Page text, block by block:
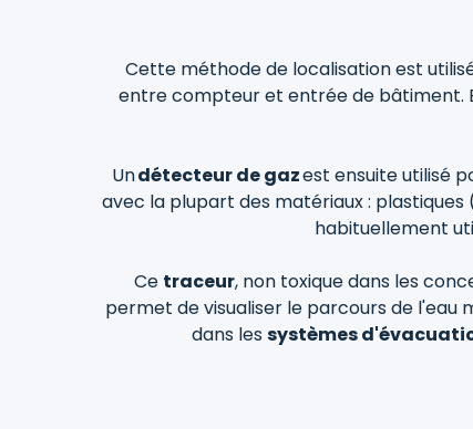
Cette méthode de localisation est
entre compteur et entrée de bâtiment.
Undétecteur de gazest ensuite utilisé
avec la plupart des matériaux :
habituellement
Ce traceur, non toxique dans les
permet de visualiser le parcours de l'eau
dans les systèmes